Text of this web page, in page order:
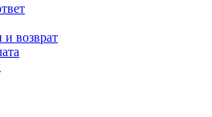
и возврат